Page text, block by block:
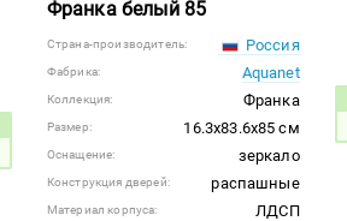
Франка белый 85
Страна-производитель: Россия
Фабрика: Aquanet
Коллекция: Франка
Размер: 16.3x83.6x85 см
Оснащение: зеркало
Конструкция дверей: распашные
Материал корпуса: ЛДСП